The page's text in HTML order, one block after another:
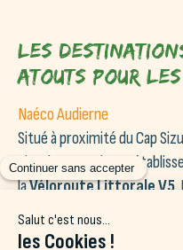
Les
atouts pour
Naéco Audierne
Situé à proximité du Cap
Site de France), cet
laVéloroute Littorale V5
explorer les alentours à
l’arrière-pays.